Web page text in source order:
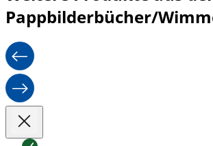
Pappbilderbücher/